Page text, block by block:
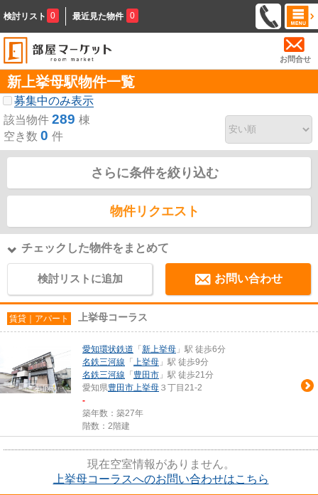
検討リスト 0 最近見た物件 0
お問合せ
新上挙母駅物件一覧
募集中のみ表示
該当物件 289 棟
空き数 0 件
さらに条件を絞り込む
物件リクエスト
チェックした物件をまとめて
検討リストに追加 お問い合わせ
賃貸｜アパート 上挙母コーラス
愛知環状鉄道 「 新上挙母 」駅 徒歩6分
名鉄三河線 「 上挙母 」駅 徒歩9分
名鉄三河線 「 豊田市 」駅 徒歩21分
愛知県豊田市上挙母 ３丁目21-2
-
築年数：築27年
階数：2階建
現在空室情報がありません。
上挙母コーラスへのお問い合わせはこちら